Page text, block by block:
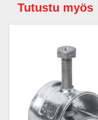
Tutustu myös